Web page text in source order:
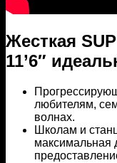
Жесткая
11’6″
любителям,
волнах.
Школам и
максимальная